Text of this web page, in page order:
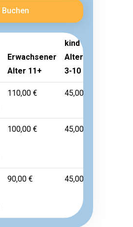
Buchen
Erwachsener
Alter 11+
kind
Alter
3-10
110,00 € 45,00 €
100,00 € 45,00 €
90,00 € 45,00 €